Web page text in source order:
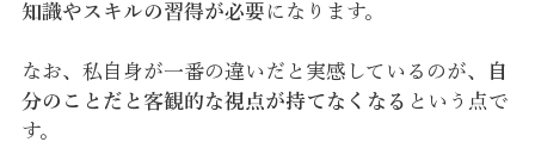
知識やスキルの習得が必要 になります。
なお、私自身が一番の違いだと実感しているのが、
自
分のことだと客観的な視点が持てなくなる という点で
す。